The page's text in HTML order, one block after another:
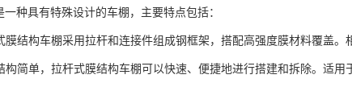
种具有特殊设计的车棚，主要特点包括：
膜结构车棚采用拉杆和连接件组成钢框架，搭配高强度膜材料覆盖。
构简单，拉杆式膜结构车棚可以快速、便捷地进行搭建和拆除。适